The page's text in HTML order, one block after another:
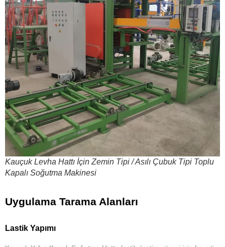
Kauçuk Levha Hattı İçin Zemin Tipi / Asılı Çubuk Tipi Toplu
Kapalı Soğutma Makinesi
Uygulama Tarama Alanları
Lastik Yapımı